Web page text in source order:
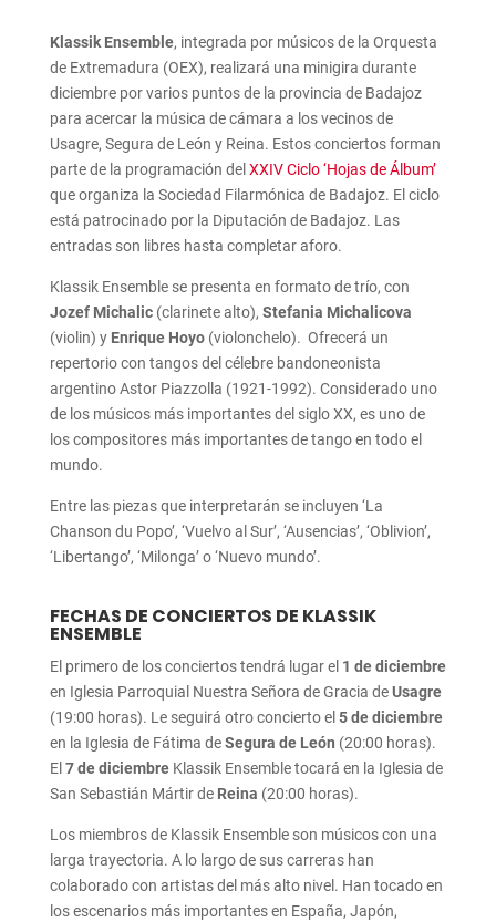
Klassik Ensemble, integrada por músicos de la Orquesta
de Extremadura (OEX), realizará una minigira durante
diciembre por varios puntos de la provincia de Badajoz
para acercar la música de cámara a los vecinos de
Usagre, Segura de León y Reina. Estos conciertos forman
parte de la programación del XXIV Ciclo ‘Hojas de Álbum’
que organiza la Sociedad Filarmónica de Badajoz. El ciclo
está patrocinado por la Diputación de Badajoz. Las
entradas son libres hasta completar aforo.
Klassik Ensemble se presenta en formato de trío, con
Jozef Michalic(clarinete alto), Stefania Michalicova
(violin) y Enrique Hoyo(violonchelo). Ofrecerá un
repertorio con tangos del célebre bandoneonista
argentino Astor Piazzolla (1921-1992). Considerado uno
de los músicos más importantes del siglo XX, es uno de
los compositores más importantes de tango en todo el
mundo.
Entre las piezas que interpretarán se incluyen ‘La
Chanson du Popo’, ‘Vuelvo al Sur’, ‘Ausencias’, ‘Oblivion’,
‘Libertango’, ‘Milonga’ o ‘Nuevo mundo’.
FECHAS DE CONCIERTOS DE KLASSIK
ENSEMBLE
El primero de los conciertos tendrá lugar el 1 de diciembre
en Iglesia Parroquial Nuestra Señora de Gracia deUsagre
(19:00 horas). Le seguirá otro concierto el 5 de diciembre
en la Iglesia de Fátima deSegura de León (20:00 horas).
El 7 de diciembreKlassik Ensemble tocará en la Iglesia de
San Sebastián Mártir de Reina (20:00 horas).
Los miembros de Klassik Ensemble son músicos con una
larga trayectoria. A lo largo de sus carreras han
colaborado con artistas del más alto nivel. Han tocado en
los escenarios más importantes en España, Japón,